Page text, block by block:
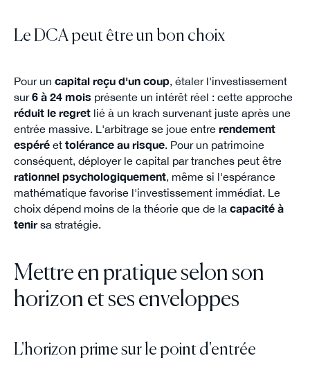
Le DCA peut être un bon choix
Pour un capital reçu d'un coup, étaler l'investissement
sur6 à 24 mois présente un intérêt réel : cette approche
réduit le regretlié à un krach survenant juste après une
entrée massive. L'arbitrage se joue entre rendement
espéréet tolérance au risque. Pour un patrimoine
conséquent, déployer le capital par tranches peut être
rationnel psychologiquement, même si l'espérance
mathématique favorise l'investissement immédiat. Le
choix dépend moins de la théorie que de la capacité à
tenirsa stratégie.
Mettre en pratique selon son
horizon et ses enveloppes
L'horizon prime sur le point d'entrée